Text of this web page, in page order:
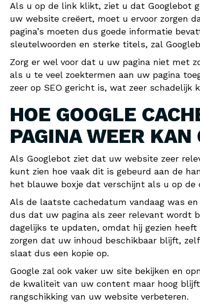
Als u op de link klikt, ziet u dat Googlebot
uw website creëert, moet u ervoor zorgen
pagina’s moeten dus goede informatie
sleutelwoorden en sterke titels, zal
Zorg er wel voor dat u uw pagina niet met
als u te veel zoektermen aan uw pagina
zeer op SEO gericht is, wat zeer schadelijk
HOE GOOGLE
PAGINA WEER KAN
Als Googlebot ziet dat uw website zeer
kunt zien hoe vaak dit is gebeurd aan de
het blauwe boxje dat verschijnt als u op de
Als de laatste cachedatum vandaag was
dus dat uw pagina als zeer relevant wordt
dagelijks te updaten, omdat hij gezien
zorgen dat uw inhoud beschikbaar blijft,
slaat dus een kopie op.
Google zal ook vaker uw site bekijken en
de kwaliteit van uw content maar hoog
rangschikking van uw website verbeteren.